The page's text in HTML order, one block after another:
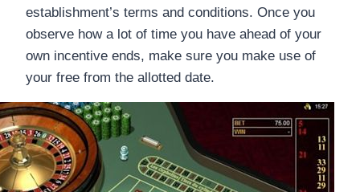
establishment’s terms and conditions. Once you
observe how a lot of time you have ahead of your
own incentive ends, make sure you make use of
your free from the allotted date.